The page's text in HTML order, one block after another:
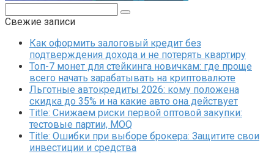
Свежие записи
Как оформить залоговый кредит без
подтверждения дохода и не потерять квартиру
Топ-7 монет для стейкинга новичкам: где проще
всего начать зарабатывать на криптовалюте
Льготные автокредиты 2026: кому положена
скидка до 35% и на какие авто она действует
Title: Снижаем риски первой оптовой закупки:
тестовые партии, MOQ
Title: Ошибки при выборе брокера: Защитите свои
инвестиции и средства